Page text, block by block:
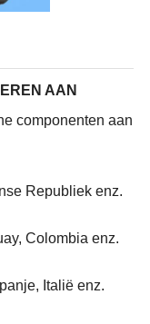
AAN
componenten aan
Republiek enz.
Colombia enz.
Italië enz.